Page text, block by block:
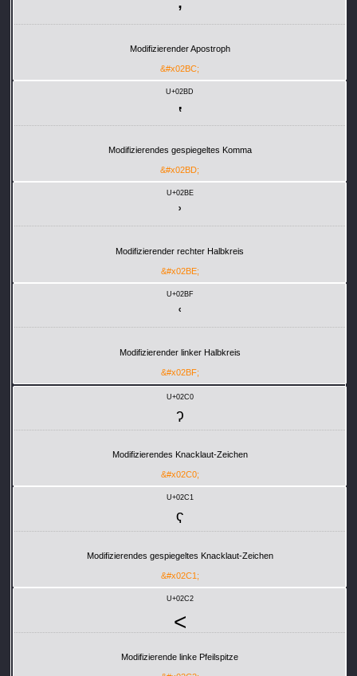
ʼ
Modifizierender Apostroph
&#x02BC;
U+02BD
ʽ
Modifizierendes gespiegeltes Komma
&#x02BD;
U+02BE
ʾ
Modifizierender rechter Halbkreis
&#x02BE;
U+02BF
ʿ
Modifizierender linker Halbkreis
&#x02BF;
U+02C0
ˀ
Modifizierendes Knacklaut-Zeichen
&#x02C0;
U+02C1
ˁ
Modifizierendes gespiegeltes Knacklaut-Zeichen
&#x02C1;
U+02C2
˂
Modifizierende linke Pfeilspitze